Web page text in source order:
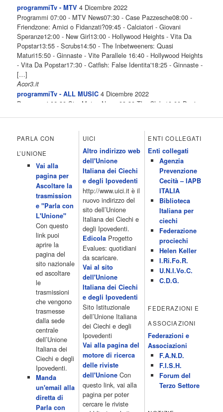
programmiTv - MTV 4 Dicembre 2022
Programmi 07:00 - MTV News07:30 - Case Pazzesche08:00 -
Friendzone: Amici o Fidanzati?09:45 - Calciatori - Giovani
Speranze12:00 - New Girl13:00 - Hollywood Heights - Vita Da
Popstar13:55 - Scrubs14:50 - The Inbetweeners: Quasi
Maturi15:50 - Ginnaste - Vite Parallele 16:40 - Hollywood Heights
- Vita Da Popstar17:30 - Catfish: False Identita'18:25 - Ginnaste -
[…]
Acor3.it
programmiTv - ALL MUSIC 4 Dicembre 2022
Programmi 06.30 Star.Meteo.News 09.30 The Club 10.00 Deejay
All News 16.05 Rotazione musicale 19.00 All News 19.05 The
Club 19.30 19.30 Human Guinea Pigs 20.00 Inbox 21.00 Code
Monkeys 21.30 Sons of Butcher […]
programmiTv - ITALIA 1 4 Dicembre 2022
Programmi 06.35 Cartoni Animati 09.05 Telefilm:Starsky & Hutch
10.10 Telefilm:Supercar 12.15 12.15 Secondo voi 12.25 Studio
Aperto 13.00 Studio Sport 13.40 Cartoni animati 14.30 I Simpson
15.00 Telefilm:Paso adelante 15.55 15.55 Telefilm:Wildfire 16.50
Cartoni animati 18.30 Studio Aperto 19.05 Don Luca c'� 19.35
19.35 Medici miei 20.05 Camera caf� 20.30 La ruota della
fortuna 21.10 […]
Acor3.it
programmiTv - LA 7
4 Dicembre 2022
Programmi 06:00 - Tg La7/meteo/oroscopo/traffico06:55 - Movie
Flash07:00 - Omnibus ? Rassegna stampa07:30 - Tg La707:50 -
Omnibus09:50 - Coffee Break11:00 - L?aria che tira12:25 - I
men� di Benedetta13:30 - Tg La714:00 - Tg La7 Cronache14:40 -
Telefilm: Le strade di San Francisco - Omicidio di primo grado -
Una scuola di paura 16:30 […]
Acor3.it
programmiTv - CANALE 5 4 Dicembre 2022
Programmi 2/3 06.00 TG5/Traffico/Meteo/Borse e monete 08.00
TG5 Mattina 08.40 Mattino Cinque(TG5-Ore 10) 11.00 Forum
13.00 2/3 13.00 TG5 13.40 Beautiful 14.10 Centovetrine 14.45
Uomini e donne 16.15 2/3 16.15 Amici 16.55 Pomeriggio
cinque(All'interno: TG5-5 minuti 17.55) 18.50 Chi vuol essere
milionario 20.00 2/3 20.00 TG5 20.30 Striscia la notizia 21.10
Telefilm:Amiche mie 23.30 2/3 […]
PARLA CON
L’UNIONE
Vai alla
pagina per
Ascoltare la
trasmission
e "Parla con
L'Unione"
Con questo
link puoi
aprire la
pagina del
sito nazionale
ed ascoltare
le
trasmissioni
che vengono
trasmesse
dalla sede
centrale
dell’Unione
Italiana dei
Ciechi e degli
Ipovedenti.
Manda
un'email alla
diretta di
Parla con
UICI
Altro indirizzo web
dell'Unione
Italiana dei Ciechi
e degli Ipovedenti
http://www.uici.it è il
nuovo indirizzo del
sito dell’Unione
Italiana dei Ciechi e
degli Ipovedenti.
EdicolaProgetto
Evalues: quotidiani
da scaricare.
Vai al sito
dell'Unione
Italiana dei Ciechi
e degli Ipovedenti
Sito Istituzionale
dell’Unione Italiana
dei Ciechi e degli
Ipovedenti
Vai alla pagina del
motore di ricerca
delle riviste
dell'UnioneCon
questo link, vai alla
pagina per poter
cercare le riviste
ENTI COLLEGATI
Enti collegati
Agenzia
Prevenzione
Cecità – IAPB
ITALIA
Biblioteca
Italiana per
ciechi
Federazione
prociechi
Helen Keller
I.Ri.Fo.R.
U.N.I.Vo.C.
C.D.G.
FEDERAZIONI E
ASSOCIAZIONI
Federazioni e
Associazioni
F.A.N.D.
F.I.S.H.
Forum del
Terzo Settore